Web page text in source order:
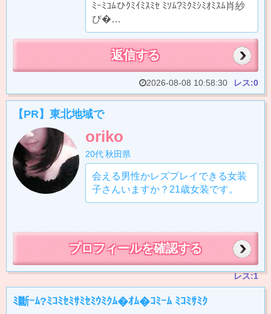
ﾐｰﾐｺﾑひｸﾐｲﾐｽﾐｾ ﾐｿﾑ?ﾐｸﾐｼﾐｵﾐｽﾑ肖紗
び�…
返信する
2026-08-08 10:58:30 レス:0
【PR】東北地域で
oriko
20代秋田県
会える男性かレズプレイできる女装
子さんいますか？21歳女装です。
プロフィールを確認する
レス:1
ﾐ斷ｰﾑ?ﾐｺﾐｾﾐｻﾐｾﾐｳﾐｸﾑ�ｵﾑ�ｺﾐｰﾑ ﾐｺﾐｻﾐｸ